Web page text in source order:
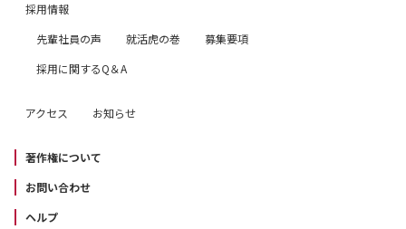
採用情報
先輩社員の声
就活虎の巻
募集要項
採用に関するQ＆A
アクセス お知らせ
著作権について
お問い合わせ
ヘルプ